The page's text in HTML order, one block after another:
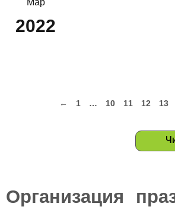
2022
← 1 … 10 11 12 13
Организация